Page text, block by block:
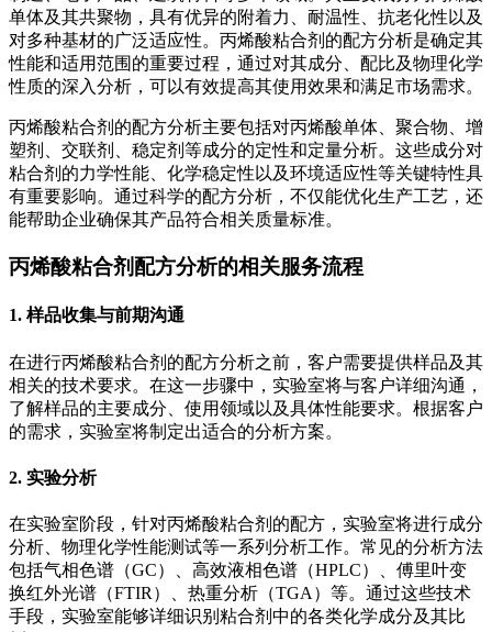
单体及其共聚物，具有优异的附着力、耐温性、抗老化性以及
对多种基材的广泛适应性。丙烯酸粘合剂的配方分析是确定其
性能和适用范围的重要过程，通过对其成分、配比及物理化学
性质的深入分析，可以有效提高其使用效果和满足市场需求。
丙烯酸粘合剂的配方分析主要包括对丙烯酸单体、聚合物、增
塑剂、交联剂、稳定剂等成分的定性和定量分析。这些成分对
粘合剂的力学性能、化学稳定性以及环境适应性等关键特性具
有重要影响。通过科学的配方分析，不仅能优化生产工艺，还
能帮助企业确保其产品符合相关质量标准。
丙烯酸粘合剂配方分析的相关服务流程
1. 样品收集与前期沟通
在进行丙烯酸粘合剂的配方分析之前，客户需要提供样品及其
相关的技术要求。在这一步骤中，实验室将与客户详细沟通，
了解样品的主要成分、使用领域以及具体性能要求。根据客户
的需求，实验室将制定出适合的分析方案。
2. 实验分析
在实验室阶段，针对丙烯酸粘合剂的配方，实验室将进行成分
分析、物理化学性能测试等一系列分析工作。常见的分析方法
包括气相色谱（GC）、高效液相色谱（HPLC）、傅里叶变
换红外光谱（FTIR）、热重分析（TGA）等。通过这些技术
手段，实验室能够详细识别粘合剂中的各类化学成分及其比